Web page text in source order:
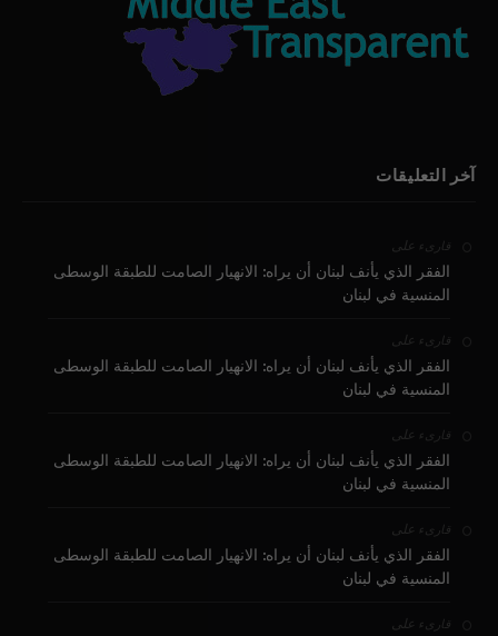
آخر التعليقات
قارىء على
الفقر الذي يأنف لبنان أن يراه: الانهيار الصامت للطبقة الوسطى
المنسية في لبنان
قارىء على
الفقر الذي يأنف لبنان أن يراه: الانهيار الصامت للطبقة الوسطى
المنسية في لبنان
قارىء على
الفقر الذي يأنف لبنان أن يراه: الانهيار الصامت للطبقة الوسطى
المنسية في لبنان
قارىء على
الفقر الذي يأنف لبنان أن يراه: الانهيار الصامت للطبقة الوسطى
المنسية في لبنان
قارىء على